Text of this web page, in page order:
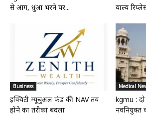
से आग, धुंआ भरने पर...
वाल्व
Business
इक्विटी म्यूचुअल फंड की NAV तय
होने का तरीका बदला
Medical
kgmu :
नवनियुक्त